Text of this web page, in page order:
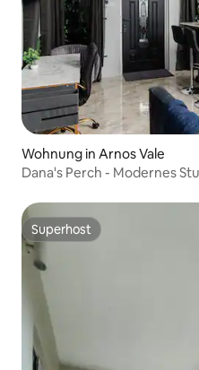
Wohnung in Arnos Vale
Dana's Perch - Modernes
Superhost
Superhost